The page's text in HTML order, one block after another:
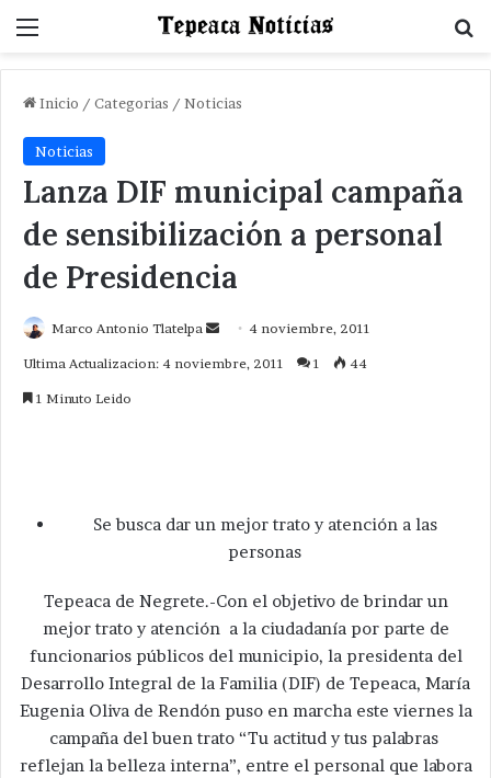
Menu
Inicio / Categorias / Noticias
Noticias
Lanza DIF municipal campaña
de sensibilización a personal
de Presidencia
Marco Antonio Tlatelpa
Send 4 noviembre, 2011
Ultima Actualizacion: 4 noviembre, 2011 1 44
1 Minuto Leido
Se busca dar un mejor trato y atención a las
personas
Tepeaca de Negrete.-Con el objetivo de brindar un
mejor trato y atención a la ciudadanía por parte de
funcionarios públicos del municipio, la presidenta del
Desarrollo Integral de la Familia (DIF) de Tepeaca, María
Eugenia Oliva de Rendón puso en marcha este viernes la
campaña del buen trato “Tu actitud y tus palabras
reflejan la belleza interna”, entre el personal que labora